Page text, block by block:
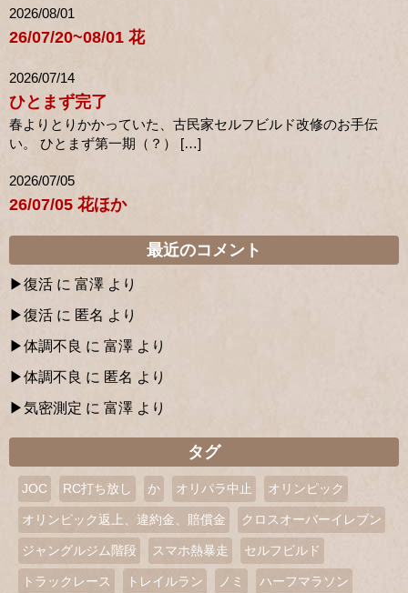
2026/08/01
26/07/20~08/01 花
2026/07/14
ひとまず完了
春よりとりかかっていた、古民家セルフビルド改修のお手伝
い。 ひとまず第一期（？） […]
2026/07/05
26/07/05 花ほか
最近のコメント
復活 に 富澤 より
復活 に 匿名 より
体調不良 に 富澤 より
体調不良 に 匿名 より
気密測定 に 富澤 より
タグ
JOC RC打ち放し か オリパラ中止 オリンピック
オリンピック返上、違約金、賠償金 クロスオーバーイレブン
ジャングルジム階段 スマホ熱暴走 セルフビルド
トラックレース トレイルラン ノミ ハーフマラソン